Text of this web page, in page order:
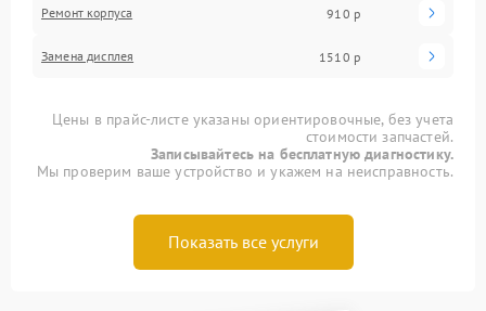
Ремонт корпуса 910 р
Замена дисплея 1510 р
Цены в прайс-листе указаны ориентировочные, без учета
стоимости запчастей.
Записывайтесь на бесплатную диагностику.
Мы проверим ваше устройство и укажем на неисправность.
Показать все услуги